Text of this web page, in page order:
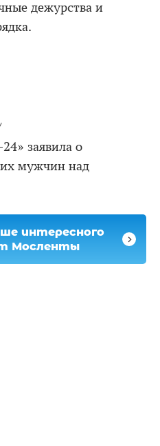
дежурства и
заявила о
мужчин над
интересного
Мосленты